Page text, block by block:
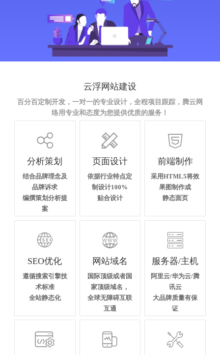
云浮网站建设
百分百定制开发，一对一的专业设计，全程项目跟踪，腾云网
络用专业和态度为您提供优质的服务！

分析策划
结合品牌理念及
品牌诉求
编撰策划分析提
案

页面设计
依据行业特点定
制设计100%
贴合设计

前端制作
采用HTML5将效
果图制作成
静态面页

SEO优化
遵循搜索引擎技
术标准
全站静态化

网站域名
国际顶级或者国
家顶级域名，
全球无障碍互联
互通

服务器/主机
阿里云/华为云/腾
讯云
大品牌质量有保
证
  